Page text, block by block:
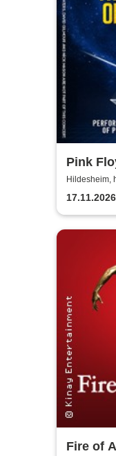
Pink
the
Hildesheim,
17.11.2026
Fire of